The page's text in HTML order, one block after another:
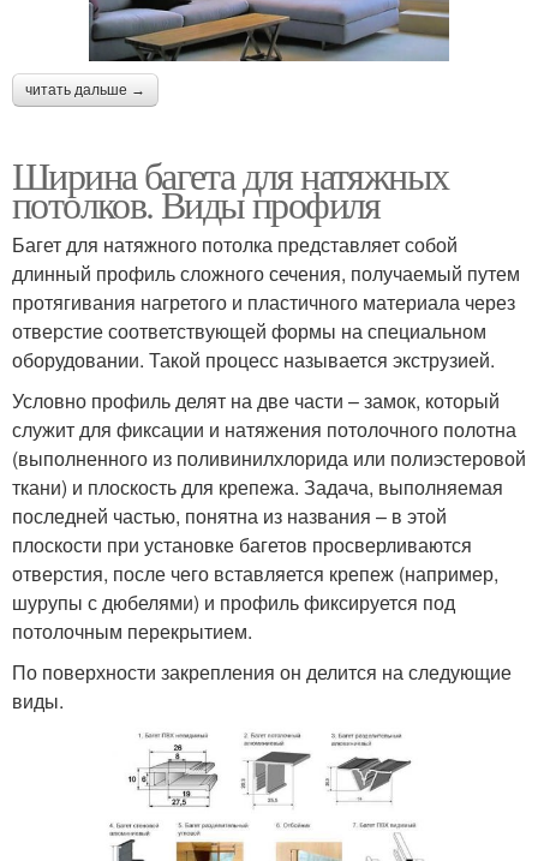
читать дальше →
Ширина багета для натяжных
потолков. Виды профиля
Багет для натяжного потолка представляет собой
длинный профиль сложного сечения, получаемый путем
протягивания нагретого и пластичного материала через
отверстие соответствующей формы на специальном
оборудовании. Такой процесс называется экструзией.
Условно профиль делят на две части – замок, который
служит для фиксации и натяжения потолочного полотна
(выполненного из поливинилхлорида или полиэстеровой
ткани) и плоскость для крепежа. Задача, выполняемая
последней частью, понятна из названия – в этой
плоскости при установке багетов просверливаются
отверстия, после чего вставляется крепеж (например,
шурупы с дюбелями) и профиль фиксируется под
потолочным перекрытием.
По поверхности закрепления он делится на следующие
виды.